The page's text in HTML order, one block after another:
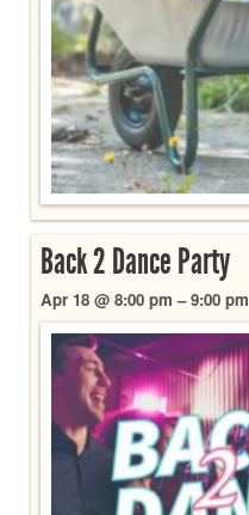
Back 2 Dance Party
Apr 18 @ 8:00 pm – 9:00 pm